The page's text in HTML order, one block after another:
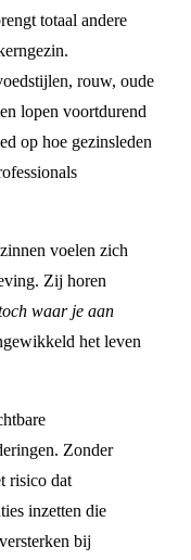
totaal andere
rouw, oude
lopen voortdurend
op hoe gezinsleden
voelen zich
Zij horen
waar je aan
het leven
Zonder
risico dat
inzetten die
bij